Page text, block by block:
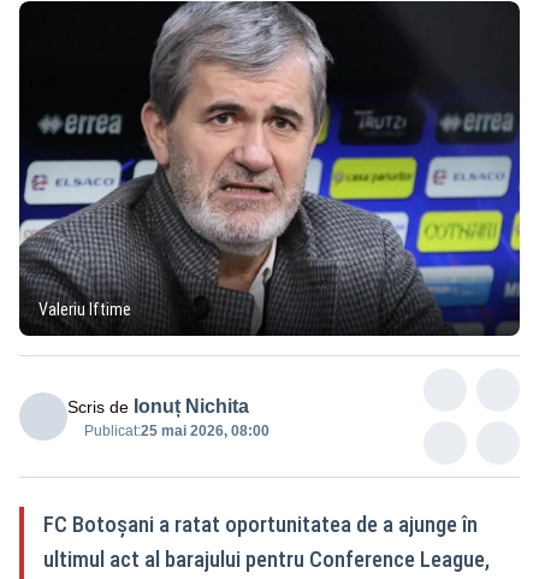
Valeriu Iftime
Scris de Ionuț Nichita
Publicat:25 mai 2026, 08:00
FC Botoșani a ratat oportunitatea de a ajunge în
ultimul act al barajului pentru Conference League,